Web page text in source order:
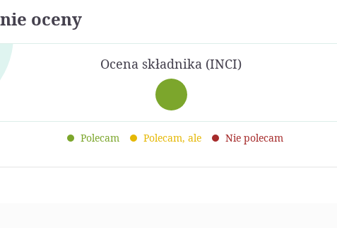
oceny
Ocena składnika (INCI)
Polecam Polecam, ale Nie polecam